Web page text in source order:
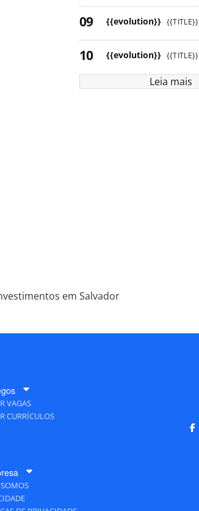
da-bahia-
na
legislação
da
{{evolution}} {{TITLE}}
{{evolution}} {{TITLE}}
Leia mais
em Salvador
VAGAS
CURRÍCULOS